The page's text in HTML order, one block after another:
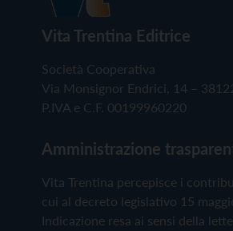
Vita Trentina Editrice
Società Cooperativa
Via Monsignor Endrici, 14 –
P.IVA e C.F. 00199960220
Amministrazione
Vita Trentina percepisce i
cui al decreto legislativo 15
Indicazione resa ai sensi della